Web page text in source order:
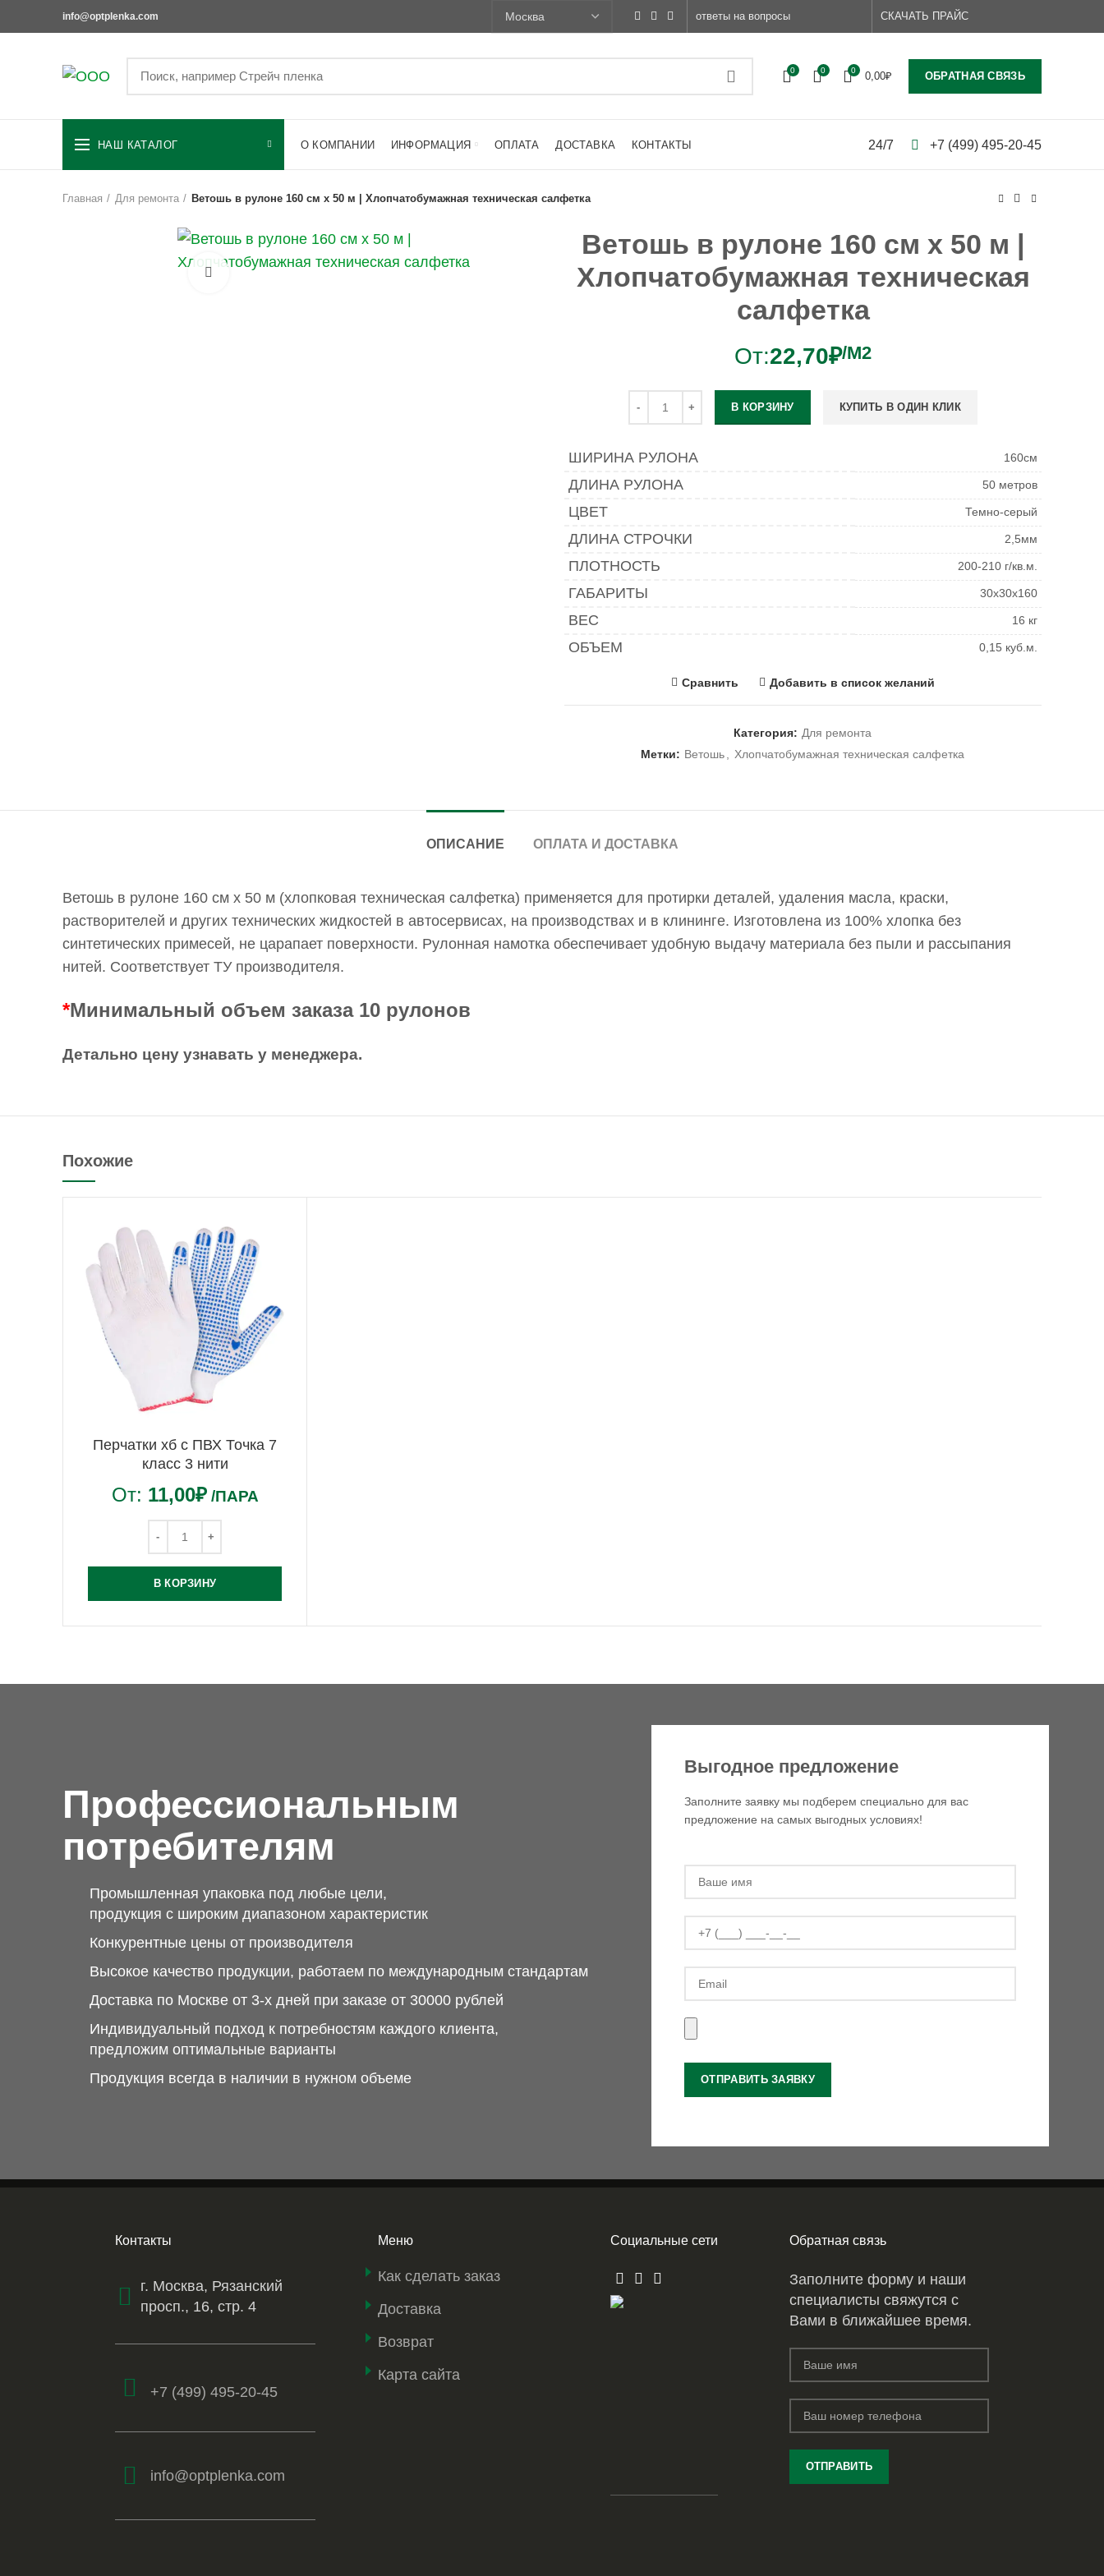
info@optplenka.com ответы на вопросы СКАЧАТЬ ПРАЙС
0 0 0 0,00₽ ОБРАТНАЯ СВЯЗЬ
НАШ КАТАЛОГ О КОМПАНИИ ИНФОРМАЦИЯ ОПЛАТА ДОСТАВКА КОНТАКТЫ 24/7 +7 (499) 495-20-45
Главная Для ремонта Ветошь в рулоне 160 см х 50 м | Хлопчатобумажная техническая салфетка
Увеличить
Ветошь в рулоне 160 см х 50 м |
Хлопчатобумажная техническая
салфетка
От:22,70₽/М2
В КОРЗИНУ КУПИТЬ В ОДИН КЛИК
ШИРИНА РУЛОНА 160см
ДЛИНА РУЛОНА 50 метров
ЦВЕТ Темно-серый
ДЛИНА СТРОЧКИ 2,5мм
ПЛОТНОСТЬ 200-210 г/кв.м.
ГАБАРИТЫ 30х30х160
ВЕС 16 кг
ОБЪЕМ 0,15 куб.м.
Сравнить Добавить в список желаний
Категория: Для ремонта
Метки: Ветошь Хлопчатобумажная техническая салфетка
ОПИСАНИЕ ОПЛАТА И ДОСТАВКА
Ветошь в рулоне 160 см х 50 м (хлопковая техническая салфетка) применяется для протирки деталей, удаления масла, краски,
растворителей и других технических жидкостей в автосервисах, на производствах и в клининге. Изготовлена из 100% хлопка без
синтетических примесей, не царапает поверхности. Рулонная намотка обеспечивает удобную выдачу материала без пыли и рассыпания
нитей. Соответствует ТУ производителя.
*Минимальный объем заказа 10 рулонов
Детально цену узнавать у менеджера.
Похожие
Перчатки хб с ПВХ Точка 7
класс 3 нити
От: 11,00₽ /ПАРА
В КОРЗИНУ
Профессиональным
потребителям
Промышленная упаковка под любые цели,
продукция с широким диапазоном характеристик
Конкурентные цены от производителя
Высокое качество продукции, работаем по международным стандартам
Доставка по Москве от 3-х дней при заказе от 30000 рублей
Индивидуальный подход к потребностям каждого клиента,
предложим оптимальные варианты
Продукция всегда в наличии в нужном объеме
Выгодное предложение
Заполните заявку мы подберем специально для вас
предложение на самых выгодных условиях!
Контакты
г. Москва, Рязанский
просп., 16, стр. 4
+7 (499) 495-20-45
info@optplenka.com
Меню
Как сделать заказ
Доставка
Возврат
Карта сайта
Социальные сети Обратная связь
Заполните форму и наши
специалисты свяжутся с
Вами в ближайшее время.